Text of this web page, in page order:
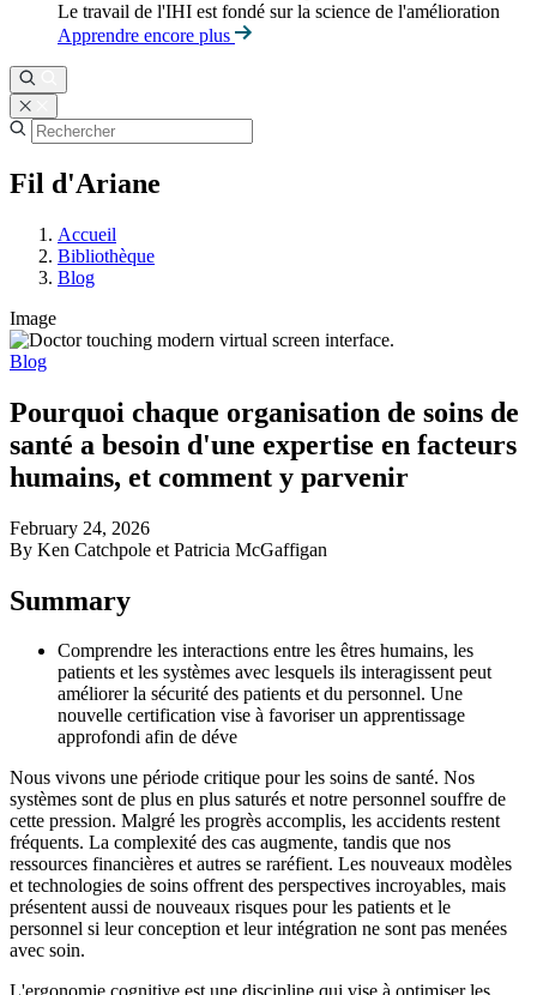
Le travail de l'IHI est fondé sur la science de l'amélioration
Apprendre encore plus
Fil d'Ariane
Accueil
Bibliothèque
Blog
Image
Blog
Pourquoi chaque organisation de soins de
santé a besoin d'une expertise en facteurs
humains, et comment y parvenir
February 24, 2026
By Ken Catchpole et Patricia McGaffigan
Summary
Comprendre les interactions entre les êtres humains, les
patients et les systèmes avec lesquels ils interagissent peut
améliorer la sécurité des patients et du personnel. Une
nouvelle certification vise à favoriser un apprentissage
approfondi afin de déve
Nous vivons une période critique pour les soins de santé. Nos
systèmes sont de plus en plus saturés et notre personnel souffre de
cette pression. Malgré les progrès accomplis, les accidents restent
fréquents. La complexité des cas augmente, tandis que nos
ressources financières et autres se raréfient. Les nouveaux modèles
et technologies de soins offrent des perspectives incroyables, mais
présentent aussi de nouveaux risques pour les patients et le
personnel si leur conception et leur intégration ne sont pas menées
avec soin.